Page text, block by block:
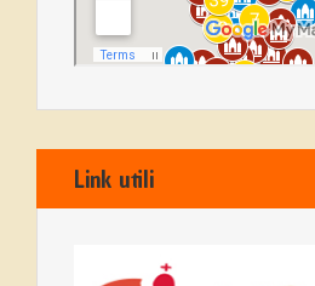
Link utili